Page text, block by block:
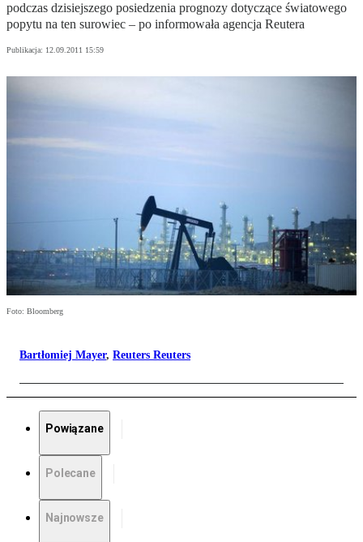
podczas dzisiejszego posiedzenia prognozy dotyczące światowego
popytu na ten surowiec – po informowała agencja Reutera
Publikacja: 12.09.2011 15:59
Foto: Bloomberg
Bartłomiej Mayer, Reuters Reuters
Powiązane
Polecane
Najnowsze